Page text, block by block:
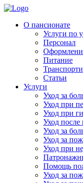
Skip
content
Родительская Усадьба
Пансионат для
О пансионате
Услуги по
Персонал
Питание
Статьи
Услуги
Уход за
Уход при
Уход при
Уход после
Уход за
Уход за
Уход при
Помощь
Уход за